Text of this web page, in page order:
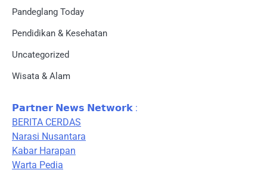
Pandeglang Today
Pendidikan & Kesehatan
Uncategorized
Wisata & Alam
𝗣𝗮𝗿𝘁𝗻𝗲𝗿 𝗡𝗲𝘄𝘀 𝗡𝗲𝘁𝘄𝗼𝗿𝗸 :
BERITA CERDAS
Narasi Nusantara
Kabar Harapan
Warta Pedia